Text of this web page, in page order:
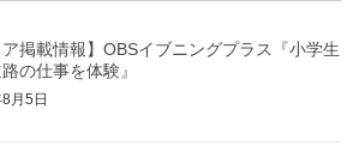
ア掲載情報】OBSイブニングプラス『小学生
の仕事を体験』
月5日